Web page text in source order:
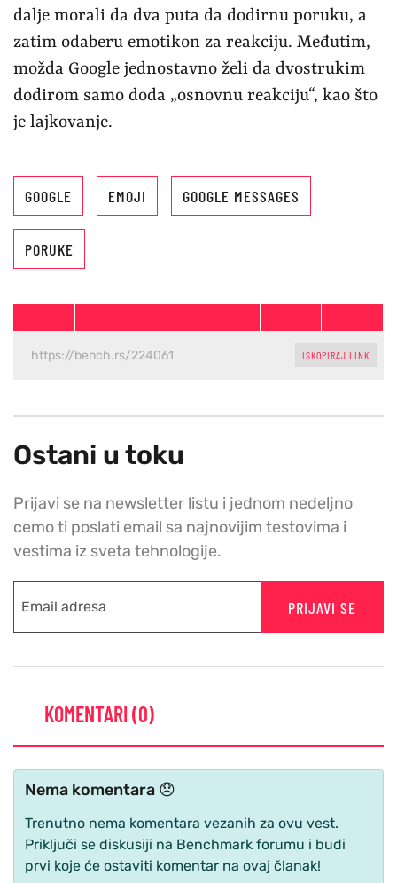
dalje morali da dva puta da dodirnu poruku, a
zatim odaberu emotikon za reakciju. Međutim,
možda Google jednostavno želi da dvostrukim
dodirom samo doda „osnovnu reakciju“, kao što
je lajkovanje.
GOOGLE EMOJI GOOGLE MESSAGES
PORUKE
ISKOPIRAJ LINK
Ostani u toku
Prijavi se na newsletter listu i jednom nedeljno
cemo ti poslati email sa najnovijim testovima i
vestima iz sveta tehnologije.
PRIJAVI SE
KOMENTARI (0)
Nema komentara 😞
Trenutno nema komentara vezanih za ovu vest.
Priključi se diskusiji na Benchmark forumu i budi
prvi koje će ostaviti komentar na ovaj članak!